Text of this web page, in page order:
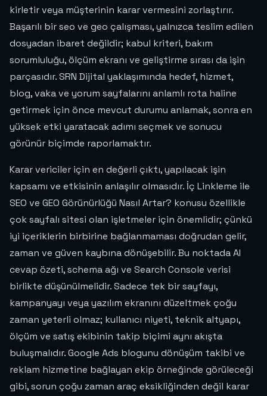
kirletir veya müşterinin karar vermesini zorlaştırır.
Başarılı bir seo ve geo çalışması, yalnızca teslim edilen
dosyadan ibaret değildir; kabul kriteri, bakım
sorumluluğu, ölçüm ekranı ve geliştirme sırası da işin
parçasıdır. SRN Dijital yaklaşımında hedef, hizmet,
blog, vaka ve yorum sayfalarını anlamlı rota haline
getirmek için önce mevcut durumu anlamak, sonra en
yüksek etki yaratacak adımı seçmek ve sonucu
görünür biçimde raporlamaktır.
Karar vericiler için en değerli çıktı, yapılacak işin
kapsamı ve etkisinin anlaşılır olmasıdır. İç Linkleme ile
SEO ve GEO Görünürlüğü Nasıl Artar? konusu özellikle
çok sayfalı sitesi olan işletmeler için önemlidir; çünkü
iyi içeriklerin birbirine bağlanmaması doğrudan gelir,
zaman ve güven kaybına dönüşebilir. Bu noktada AI
cevap özeti, schema ağı ve Search Console verisi
birlikte düşünülmelidir. Sadece tek bir sayfayı,
kampanyayı veya yazılım ekranını düzeltmek çoğu
zaman yeterli olmaz; kullanıcı niyeti, teknik altyapı,
ölçüm ve satış ekibinin takip biçimi aynı akışta
buluşmalıdır. Google Ads blogunu dönüşüm takibi ve
reklam hizmetine bağlayan ekip örneğinde görüleceği
gibi, sorun çoğu zaman araç eksikliğinden değil karar